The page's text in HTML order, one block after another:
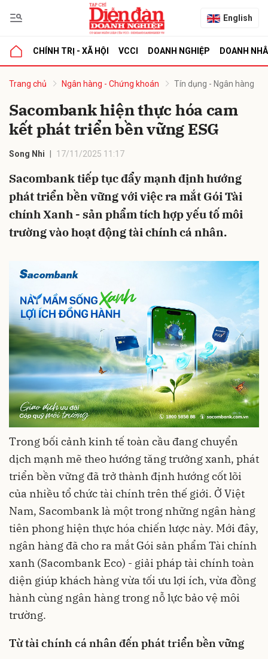
English
CHÍNH TRỊ - XÃ HỘI VCCI DOANH NGHIỆP DOANH
Trang chủ Ngân hàng - Chứng khoán Tín dụng - Ngân hàng
Sacombank hiện thực hóa cam
kết phát triển bền vững ESG
Song Nhi 17/11/2025 11:17
Sacombank tiếp tục đẩy mạnh định hướng
phát triển bền vững với việc ra mắt Gói Tài
chính Xanh - sản phẩm tích hợp yếu tố môi
trường vào hoạt động tài chính cá nhân.
Trong bối cảnh kinh tế toàn cầu đang chuyển
dịch mạnh mẽ theo hướng tăng trưởng xanh, phát
triển bền vững đã trở thành định hướng cốt lõi
của nhiều tổ chức tài chính trên thế giới. Ở Việt
Nam, Sacombank là một trong những ngân hàng
tiên phong hiện thực hóa chiến lược này. Mới đây,
ngân hàng đã cho ra mắt Gói sản phẩm Tài chính
xanh (Sacombank Eco) - giải pháp tài chính toàn
diện giúp khách hàng vừa tối ưu lợi ích, vừa đồng
hành cùng ngân hàng trong nỗ lực bảo vệ môi
trường.
Từ tài chính cá nhân đến phát triển bền vững
luận
Hủy